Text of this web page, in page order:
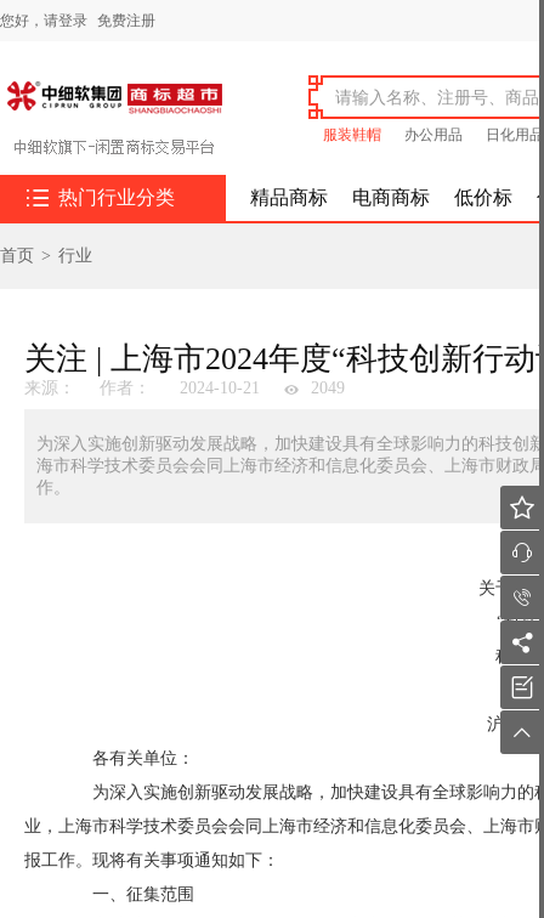
您好， 请登录 免费注册
服装鞋帽 办公用品 日化用品
 热门行业分类 精品商标 电商商标 低价标
首页 > 行业
关注 | 上海市2024年度“科技创新行
来源： 作者： 2024-10-21 2049
为深入实施创新驱动发展战略，加快建设具有全球影响力的科技
海市科学技术委员会会同上海市经济和信息化委员会、上海市财政
作。
关于发布
“科技
科技小
申报
沪科指南
各有关单位：
为深入实施创新驱动发展战略，加快建设具有全球影响力的
业，上海市科学技术委员会会同上海市经济和信息化委员会、上海
报工作。现将有关事项通知如下：
一、征集范围





